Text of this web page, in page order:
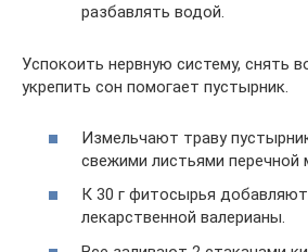
разбавлять водой.
Успокоить нервную систему, снять
укрепить сон помогает пустырник.
Измельчают траву
свежими листьями перечной
К 30 г фитосырья добавляют
лекарственной валерианы.